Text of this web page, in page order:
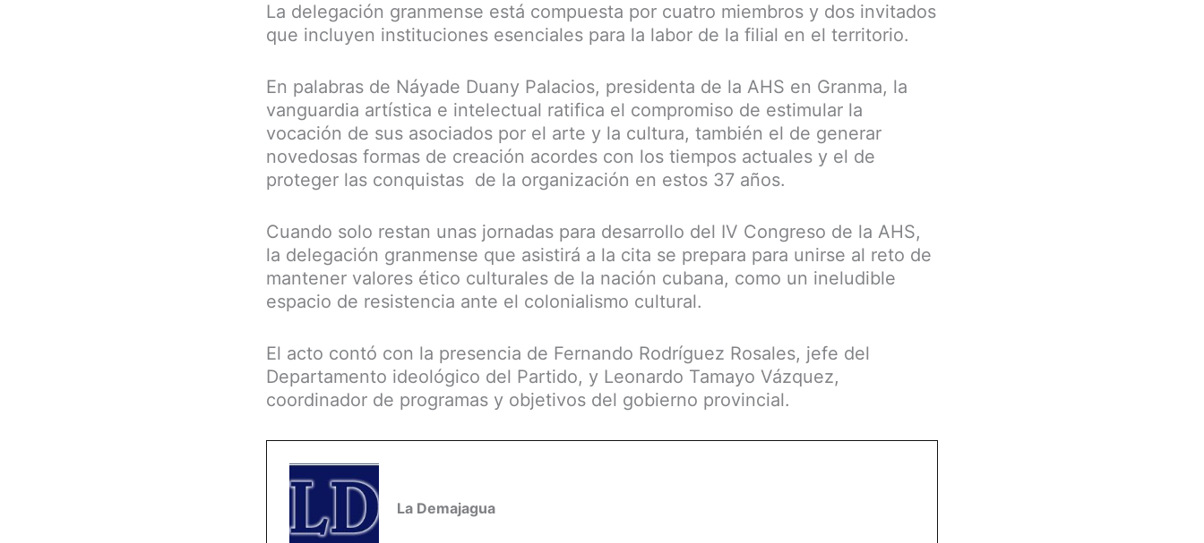
La delegación granmense está compuesta por cuatro miembros y dos invitados
que incluyen instituciones esenciales para la labor de la filial en el territorio.
En palabras de Náyade Duany Palacios, presidenta de la AHS en Granma, la
vanguardia artística e intelectual ratifica el compromiso de estimular la
vocación de sus asociados por el arte y la cultura, también el de generar
novedosas formas de creación acordes con los tiempos actuales y el de
proteger las conquistas de la organización en estos 37 años.
Cuando solo restan unas jornadas para desarrollo del IV Congreso de la AHS,
la delegación granmense que asistirá a la cita se prepara para unirse al reto de
mantener valores ético culturales de la nación cubana, como un ineludible
espacio de resistencia ante el colonialismo cultural.
El acto contó con la presencia de Fernando Rodríguez Rosales, jefe del
Departamento ideológico del Partido, y Leonardo Tamayo Vázquez,
coordinador de programas y objetivos del gobierno provincial.
La Demajagua